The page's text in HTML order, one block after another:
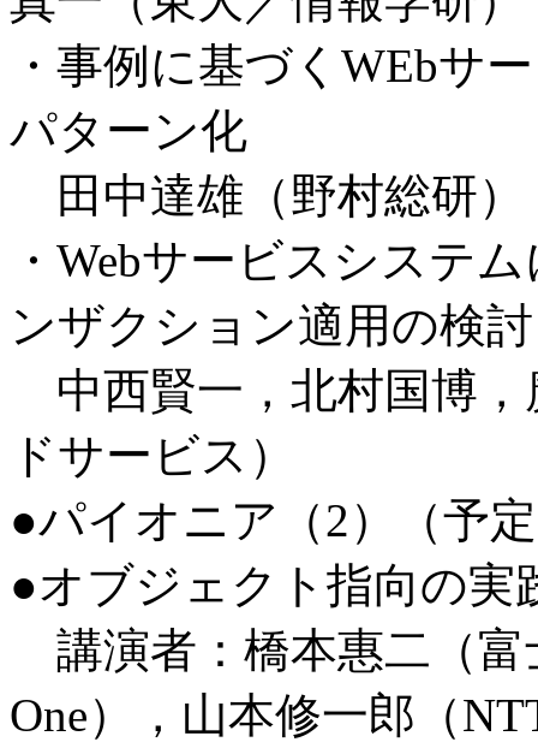
・事例に基づくWEbサ
パターン化
田中達雄（野村総研）
・Webサービスシステ
ンザクション適用の検討
中西賢一，北村国博，
ドサービス）
●パイオニア（2）（予
●オブジェクト指向の実
講演者：橋本惠二（富
One），山本修一郎（